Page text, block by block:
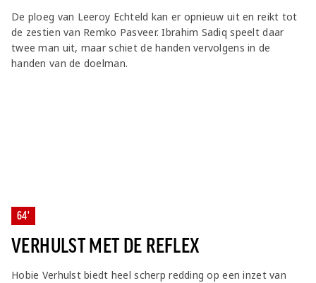
De ploeg van Leeroy Echteld kan er opnieuw uit en reikt tot
de zestien van Remko Pasveer. Ibrahim Sadiq speelt daar
twee man uit, maar schiet de handen vervolgens in de
handen van de doelman.
64'
VERHULST MET DE REFLEX
Hobie Verhulst biedt heel scherp redding op een inzet van